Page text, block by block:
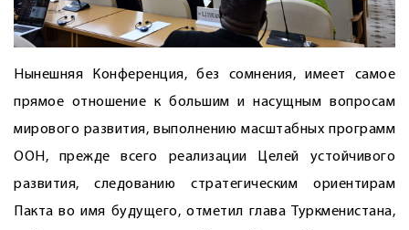
Нынешняя Конференция, без сомнения, имеет самое
прямое отношение к большим и насущным вопросам
мирового развития, выполнению масштабных программ
ООН, прежде всего реализации Целей устойчивого
развития, следованию стратегическим ориентирам
Пакта во имя будущего, отметил глава Туркменистана,